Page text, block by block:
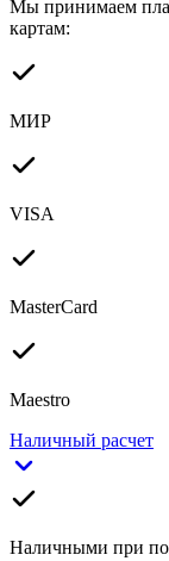
Мы принимаем
картам:
МИР
VISA
MasterCard
Maestro
Наличный расчет
Наличными при